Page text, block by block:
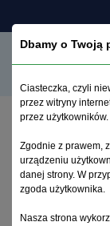
Psylocybina –
psychicznych i
Dbamy o Twoją
Ciasteczka, czyli
przez witryny
przez użytkowników.
Zgodnie z prawem,
urządzeniu
danej strony. W
zgoda użytkownika.
Nasza strona